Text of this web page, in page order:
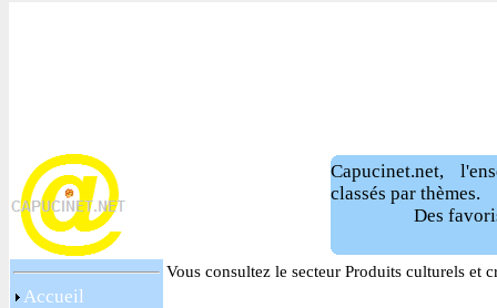
Capucinet.net,
classés par thèmes.
Des
Accueil
Vous consultez le secteur Produits culturels et